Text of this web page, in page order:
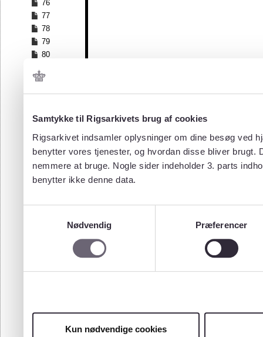
Samtykke til Rigsarkivets brug af cookies
Rigsarkivet indsamler oplysninger om dine besøg ved
benytter vores tjenester, og hvordan disse bliver
nemmere at bruge. Nogle sider indeholder 3. parts
benytter ikke denne data.
Nødvendig
Præferencer
Kun nødvendige cookies
76
77
78
79
80
82
83
85
87
88
89
90
97
100